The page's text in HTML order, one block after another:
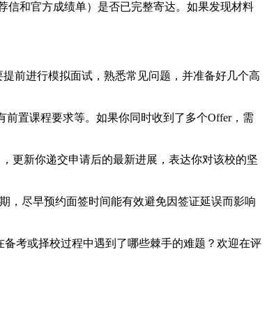
信和官方成绩单）是否已完整寄达。如果发现材料
前进行模拟面试，熟悉常见问题，并准备好几个高
置课程要求等。如果你同时收到了多个Offer，需
更新你递交申请后的最新进展，表达你对该校的坚
，尽早预约面签时间能有效避免因签证延误而影响
考或择校过程中遇到了哪些棘手的难题？欢迎在评